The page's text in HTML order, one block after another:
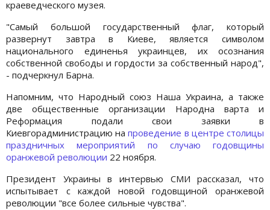
краеведческого музея.
"Самый большой государственный флаг, который
развернут завтра в Киеве, является символом
национального единенья украинцев, их осознания
собственной свободы и гордости за собственный народ",
- подчеркнул Барна.
Напомним, что Народный союз Наша Украина, а также
две общественные организации Народна варта и
Реформация подали свои заявки в
Киевгорадминистрацию напроведение в центре столицы
праздничных мероприятий по случаю годовщины
оранжевой революции 22 ноября.
Президент Украины в интервью СМИ рассказал, что
испытывает с каждой новой годовщиной оранжевой
революции "все более сильные чувства".